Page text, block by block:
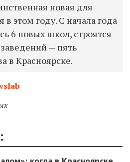
новая для
в этом году. С начала года
6 новых школ, строятся
— пять
в Красноярске.